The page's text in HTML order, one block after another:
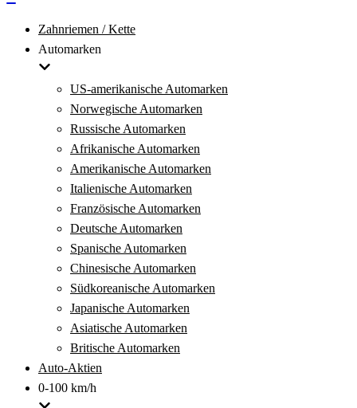
Zahnriemen / Kette
Automarken
US-amerikanische Automarken
Norwegische Automarken
Russische Automarken
Afrikanische Automarken
Amerikanische Automarken
Italienische Automarken
Französische Automarken
Deutsche Automarken
Spanische Automarken
Chinesische Automarken
Südkoreanische Automarken
Japanische Automarken
Asiatische Automarken
Britische Automarken
Auto-Aktien
0-100 km/h